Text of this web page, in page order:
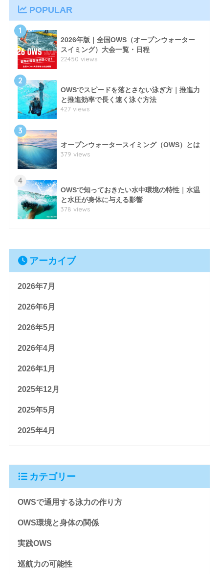
POPULAR
1
2026年版｜全国OWS（オープンウォーター
スイミング）大会一覧・日程
22450 views
2
OWSでスピードを落とさない泳ぎ方｜推進力
と推進効率で長く速く泳ぐ方法
427 views
3
オープンウォータースイミング（OWS）とは
379 views
4
OWSで知っておきたい水中環境の特性｜水温
と水圧が身体に与える影響
378 views
アーカイブ
2026年7月
2026年6月
2026年5月
2026年4月
2026年1月
2025年12月
2025年5月
2025年4月
カテゴリー
OWSで通用する泳力の作り方
OWS環境と身体の関係
実践OWS
巡航力の可能性